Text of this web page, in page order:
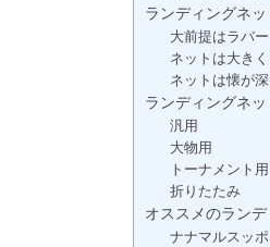
ランディングネ
大前提はラバ
ネットは大き
ネットは懐が
ランディングネ
汎用
大物用
トーナメント用
折りたたみ
オススメのラン
ナナマルスッ